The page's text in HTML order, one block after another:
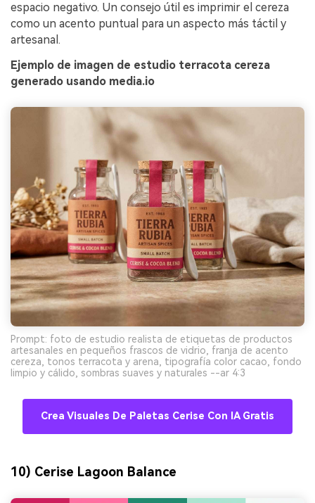
espacio negativo. Un consejo útil es imprimir el cereza
como un acento puntual para un aspecto más táctil y
artesanal.
Ejemplo de imagen de estudio terracota cereza
generado usando media.io
Prompt: foto de estudio realista de etiquetas de productos
artesanales en pequeños frascos de vidrio, franja de acento
cereza, tonos terracota y arena, tipografía color cacao, fondo
limpio y cálido, sombras suaves y naturales --ar 4:3
Crea Visuales De Paletas Cerise Con IA Gratis
10) Cerise Lagoon Balance